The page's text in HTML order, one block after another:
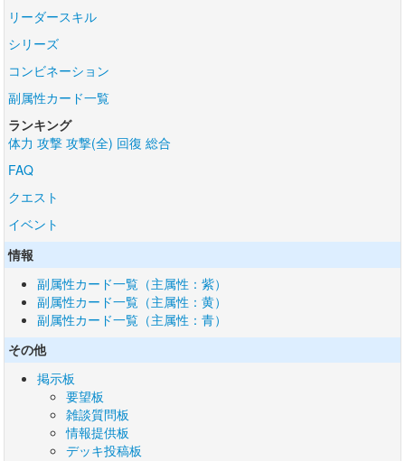
リーダースキル
シリーズ
コンビネーション
副属性カード一覧
ランキング
体力 攻撃 攻撃(全) 回復 総合
FAQ
クエスト
イベント
情報
副属性カード一覧（主属性：紫）
副属性カード一覧（主属性：黄）
副属性カード一覧（主属性：青）
その他
掲示板
要望板
雑談質問板
情報提供板
デッキ投稿板